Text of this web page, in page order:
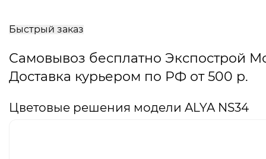
Быстрый заказ
Самовывоз бесплатно Экспострой
Доставка курьером по РФ от 500 р.
Цветовые решения модели ALYA NS34